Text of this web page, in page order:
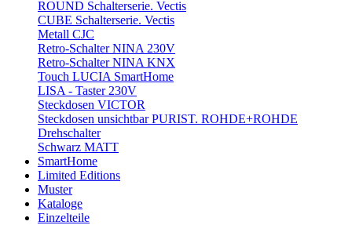
ROUND Schalterserie. Vectis
CUBE Schalterserie. Vectis
Metall CJC
Retro-Schalter NINA 230V
Retro-Schalter NINA KNX
Touch LUCIA SmartHome
LISA - Taster 230V
Steckdosen VICTOR
Steckdosen unsichtbar PURIST. ROHDE+ROHDE
Drehschalter
Schwarz MATT
SmartHome
Limited Editions
Muster
Kataloge
Einzelteile